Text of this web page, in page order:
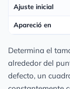
Ajuste inicial
Apareció en
Determina el
alrededor del
defecto, un